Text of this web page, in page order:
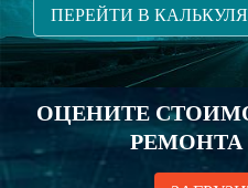
ПЕРЕЙТИ В
ОЦЕНИТЕ